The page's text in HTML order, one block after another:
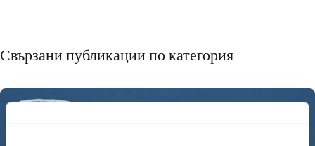
Свързани публикации по категория